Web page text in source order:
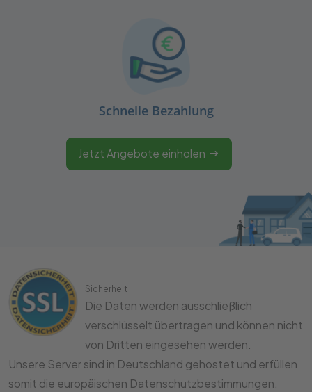
Schnelle Bezahlung
Jetzt Angebote einholen
Sicherheit
Die Daten werden ausschließlich
verschlüsselt übertragen und können nicht
von Dritten eingesehen werden.
Unsere Server sind in Deutschland gehostet und erfüllen
somit die europäischen Datenschutzbestimmungen.